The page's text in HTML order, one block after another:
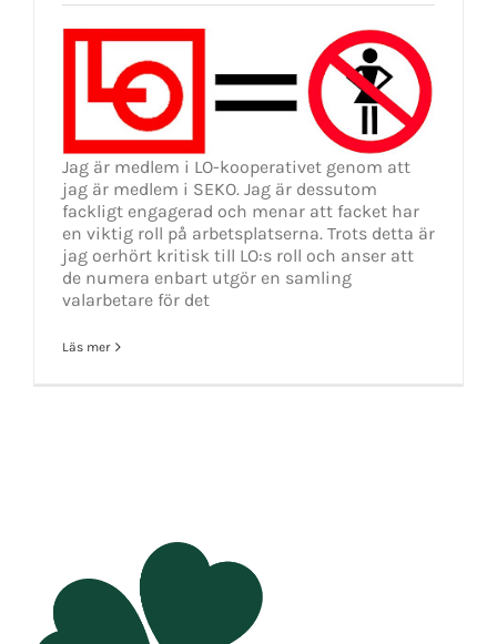
Jag är medlem i LO-kooperativet genom att
jag är medlem i SEKO. Jag är dessutom
fackligt engagerad och menar att facket har
en viktig roll på arbetsplatserna. Trots detta är
jag oerhört kritisk till LO:s roll och anser att
de numera enbart utgör en samling
valarbetare för det
Läs mer